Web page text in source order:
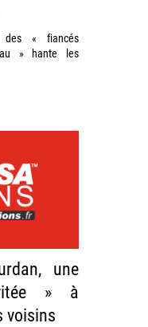
des « fiancés
» hante les
une
» à
voisins